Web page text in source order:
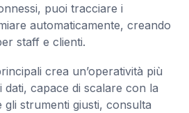
puoi tracciare i
automaticamente, creando
staff e clienti.
crea un’operatività più
dati, capace di scalare con la
gli strumenti giusti, consulta